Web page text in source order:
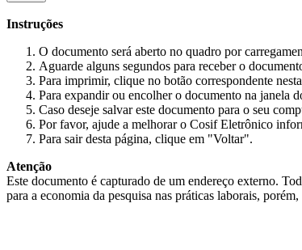
Instruções
O documento será aberto no quadro por
Aguarde alguns segundos para receber o
Para imprimir, clique no botão correspondente
Para expandir ou encolher o documento na janela
Caso deseje salvar este documento para o seu
Por favor, ajude a melhorar o Cosif Eletrônico
Para sair desta página, clique em "Voltar".
Atenção
Este documento é capturado de um endereço externo.
para a economia da pesquisa nas práticas laborais,